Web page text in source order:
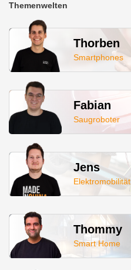
Themenwelten
Thorben
Smartphones
Fabian
Saugroboter
Jens
Elektromobilität
Thommy
Smart Home